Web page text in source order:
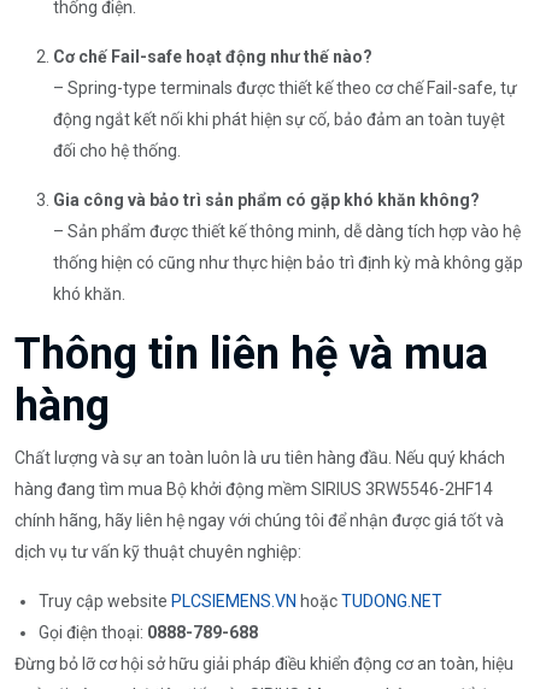
thống điện.
Cơ chế Fail-safe hoạt động như thế nào?
– Spring-type terminals được thiết kế theo cơ chế Fail-safe, tự
động ngắt kết nối khi phát hiện sự cố, bảo đảm an toàn tuyệt
đối cho hệ thống.
Gia công và bảo trì sản phẩm có gặp khó khăn không?
– Sản phẩm được thiết kế thông minh, dễ dàng tích hợp vào hệ
thống hiện có cũng như thực hiện bảo trì định kỳ mà không gặp
khó khăn.
Thông tin liên hệ và mua
hàng
Chất lượng và sự an toàn luôn là ưu tiên hàng đầu. Nếu quý khách
hàng đang tìm mua Bộ khởi động mềm SIRIUS 3RW5546-2HF14
chính hãng, hãy liên hệ ngay với chúng tôi để nhận được giá tốt và
dịch vụ tư vấn kỹ thuật chuyên nghiệp:
Truy cập website PLCSIEMENS.VN hoặcTUDONG.NET
Gọi điện thoại: 0888-789-688
Đừng bỏ lỡ cơ hội sở hữu giải pháp điều khiển động cơ an toàn, hiệu